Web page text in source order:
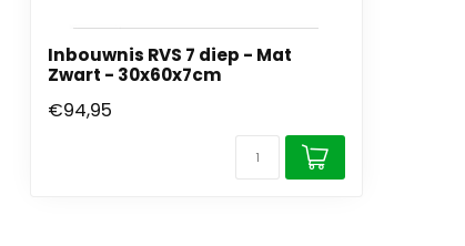
Inbouwnis RVS 7 diep - Mat
Zwart - 30x60x7cm
€94,95